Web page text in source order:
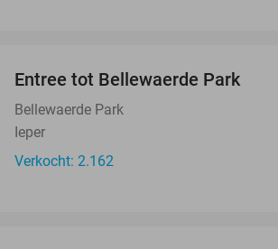
Entree tot Bellewaerde Park
Bellewaerde Park
Ieper
Verkocht: 2.162